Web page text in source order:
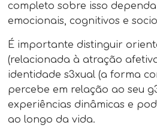
completo sobre isso
emocionais, cognitivos e
É importante distinguir
(relacionada à atração
identidade s3xual (a forma
percebe em relação ao seu
experiências dinâmicas e
ao longo da vida.